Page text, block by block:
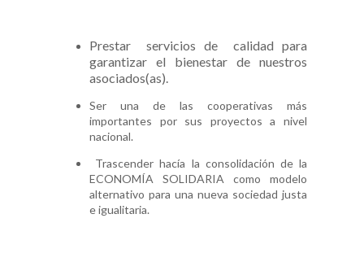
Prestar servicios de calidad para
garantizar el bienestar de nuestros
asociados(as).
Ser una de las cooperativas más
importantes por sus proyectos a nivel
nacional.
Trascender hacía la consolidación de la
ECONOMÍA SOLIDARIA como modelo
alternativo para una nueva sociedad justa
e igualitaria.